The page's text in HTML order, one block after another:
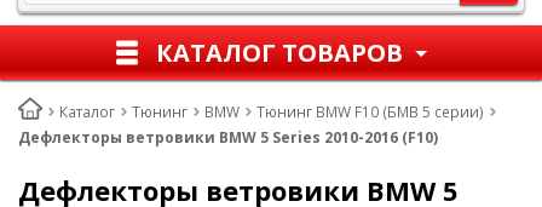
КАТАЛОГ ТОВАРОВ
Каталог Тюнинг BMW
Тюнинг BMW F10 (БМВ 5 серии)
Дефлекторы ветровики BMW 5 Series 2010-2016 (F10)
Дефлекторы ветровики BMW 5